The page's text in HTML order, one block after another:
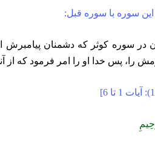
سوره با سوره قبل:
در سوره كوثر كه دشمنان پيامبرش
را، پس خدا او را
امر فرمود كه از